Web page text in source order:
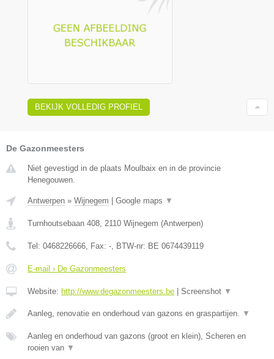
BEKIJK VOLLEDIG PROFIEL
De Gazonmeesters
Niet gevestigd in de plaats Moulbaix en in de provincie
Henegouwen.
Antwerpen » Wijnegem Google maps ▼
Turnhoutsebaan 408 2110 Wijnegem (Antwerpen)
Tel: 0468226666 , Fax: - , BTW-nr: BE 0674439119
E-mail › De Gazonmeesters
Website: http://www.degazonmeesters.be Screenshot ▼
Aanleg, renovatie en onderhoud van gazons en graspartijen. ▼
Aanleg en onderhoud van gazons (groot en klein), Scheren en
rooien van ▼